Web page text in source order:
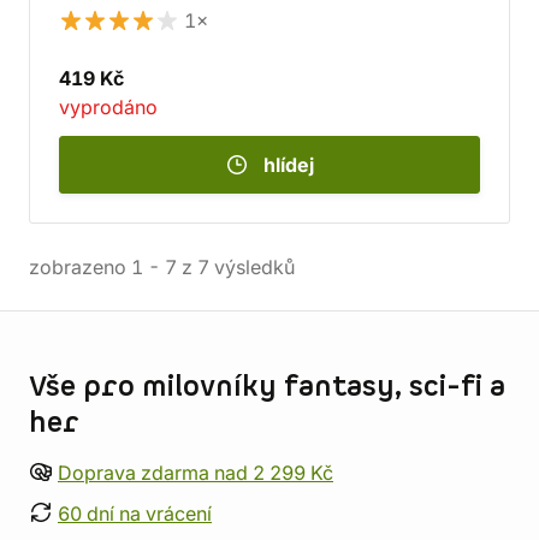
1×
419 Kč
vyprodáno
hlídej
zobrazeno 1 - 7 z 7 výsledků
Vše pro milovníky fantasy, sci-fi a
her
Doprava zdarma nad 2 299 Kč
60 dní na vrácení